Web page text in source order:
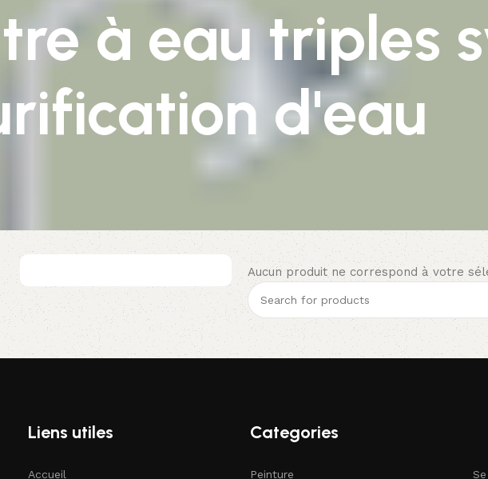
à eau triples
d'eau
Aucun produit ne correspond à votre
Liens utiles
Accueil
Categories
Peinture